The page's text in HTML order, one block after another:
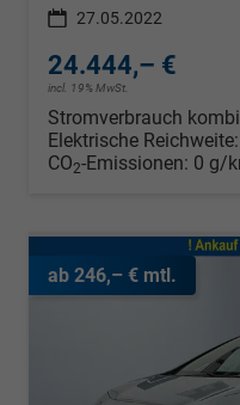
27.05.2022
24.444,– €
incl. 19% MwSt.
Stromverbrauch
Elektrische Reichweite:
CO2-Emissionen: 0 g/
ab 246,– € mtl.